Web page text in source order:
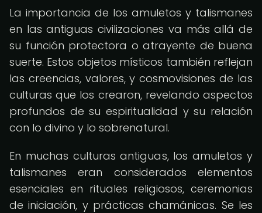
La importancia de los amuletos y talismanes
en las antiguas civilizaciones va más allá de
su función protectora o atrayente de buena
suerte. Estos objetos místicos también reflejan
las creencias, valores, y cosmovisiones de las
culturas que los crearon, revelando aspectos
profundos de su espiritualidad y su relación
con lo divino y lo sobrenatural.
En muchas culturas antiguas, los amuletos y
talismanes eran considerados elementos
esenciales en rituales religiosos, ceremonias
de iniciación, y prácticas chamánicas. Se les